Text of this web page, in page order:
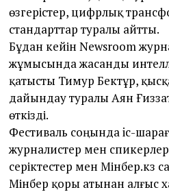
өзгерістер, цифр­лық
стандарттар туралы айтты.
Бұдан кейін Newsroom
жұмысында жасанды
қатысты Тимур Бектұр,
дайындау туралы Аян
өткізді.
Фестиваль соңында ic-
журналистер мен
серіктестер мен Мінбер.кз
Мінбер қоры атынан aлғыс